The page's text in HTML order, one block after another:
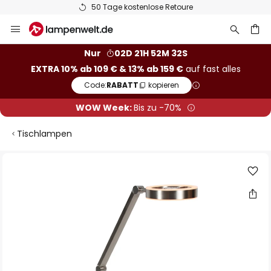
50 Tage kostenlose Retoure
Inhalt
Nur
02D 21H 52M 31S
EXTRA 10% ab 109 € & 13% ab 159 €auf fast alles
Code:RABATT kopieren
WOW Week:Bis zu -70%
Tischlampen